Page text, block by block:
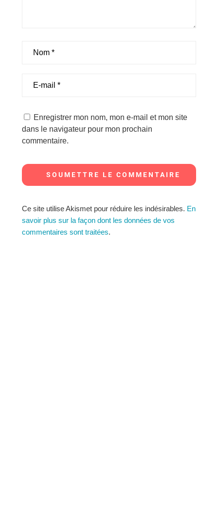
Enregistrer mon nom, mon e-mail et mon site
dans le navigateur pour mon prochain
commentaire.
SOUMETTRE LE COMMENTAIRE
Ce site utilise Akismet pour réduire les indésirables. En
savoir plus sur la façon dont les données de vos
commentaires sont traitées.